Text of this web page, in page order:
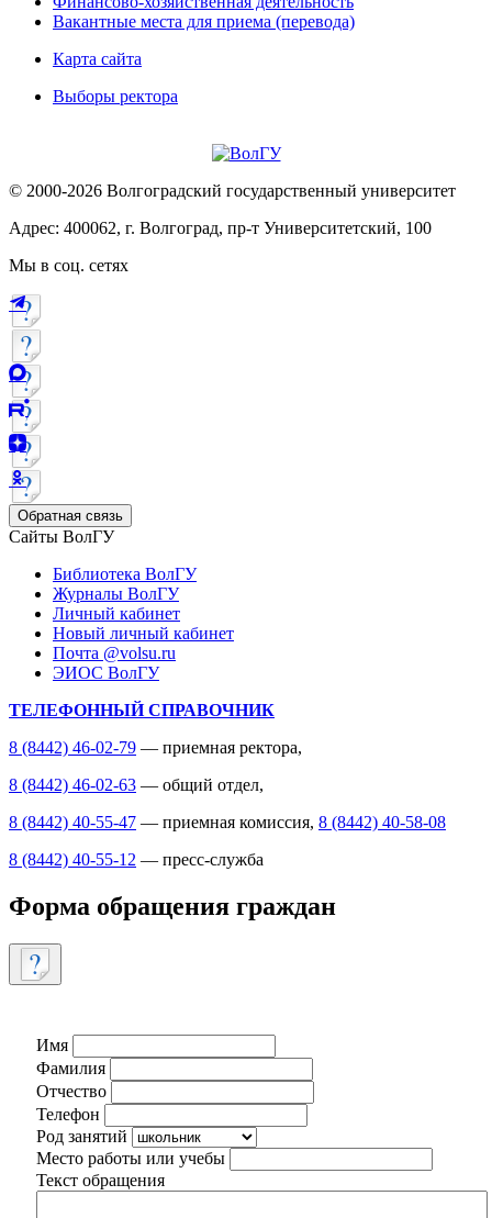
Вакантные места для приема (перевода)
Карта сайта
Выборы ректора
© 2000-2026 Волгоградский государственный университет
Адрес: 400062, г. Волгоград, пр-т Университетский, 100
Мы в соц. сетях
Обратная связь
Сайты ВолГУ
Библиотека ВолГУ
Журналы ВолГУ
Личный кабинет
Новый личный кабинет
Почта @volsu.ru
ЭИОС ВолГУ
ТЕЛЕФОННЫЙ СПРАВОЧНИК
8 (8442) 46-02-79 — приемная ректора,
8 (8442) 46-02-63 — общий отдел,
8 (8442) 40-55-47 — приемная комиссия, 8 (8442) 40-58-08
8 (8442) 40-55-12 — пресс-служба
Форма обращения граждан
Имя
Фамилия
Отчество
Телефон
Род занятий
Место работы или учебы
Текст обращения